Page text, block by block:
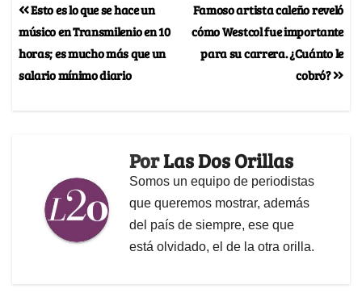
Famoso artista caleño reveló
cómo Westcol fue importante
para su carrera. ¿Cuánto le
cobró?
Esto es lo que se hace un
músico en Transmilenio en 10
horas; es mucho más que un
salario mínimo diario
PorLas Dos Orillas
Somos un equipo de periodistas
que queremos mostrar, además
del país de siempre, ese que
está olvidado, el de la otra orilla.